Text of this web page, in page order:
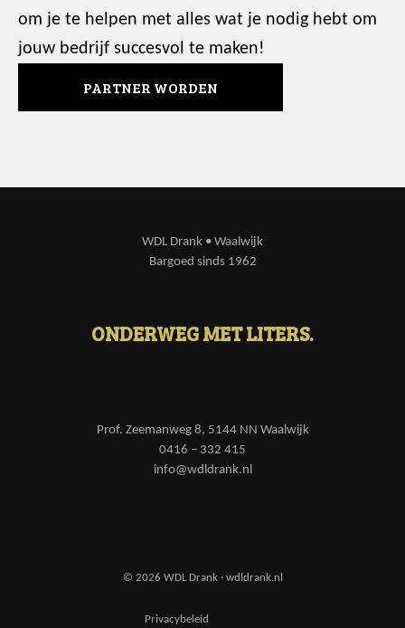
om je te helpen met alles wat je nodig hebt om
jouw bedrijf succesvol te maken!
PARTNER WORDEN
WDL Drank • Waalwijk
Bargoed sinds 1962
ONDERWEG MET LITERS.
Prof. Zeemanweg 8, 5144 NN Waalwijk
0416 – 332 415
info@wdldrank.nl
© 2026 WDL Drank · wdldrank.nl
Privacybeleid